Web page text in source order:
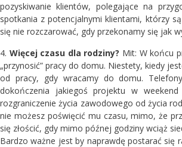
pozyskiwanie klientów, polegające na
spotkania z potencjalnymi klientami, którzy
się nie rozczarować, gdy przekonamy się jak
4. Więcej czasu dla rodziny? Mit: W końcu
„przynosić” pracy do domu. Niestety, kiedy
od pracy, gdy wracamy do domu.
dokończenia jakiegoś projektu w
rozgraniczenie życia zawodowego od życia
nie możesz poświęcić mu czasu, mimo, że
się złościć, gdy mimo późnej godziny wciąż
Bardzo ważne jest by naprawdę postarać się